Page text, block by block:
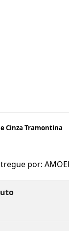
Cinza Tramontina
por: